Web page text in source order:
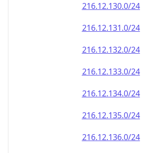
216.12.130.0/24
216.12.131.0/24
216.12.132.0/24
216.12.133.0/24
216.12.134.0/24
216.12.135.0/24
216.12.136.0/24